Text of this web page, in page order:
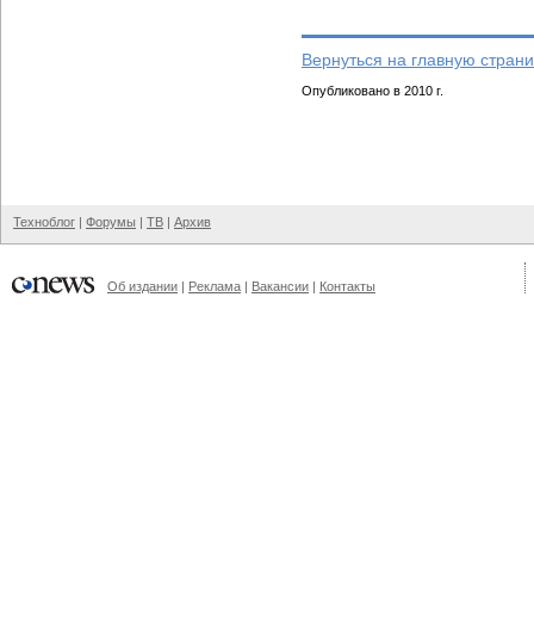
Вернуться на главную
Опубликовано в 2010 г.
Техноблог | Форумы | ТВ | Архив
Об издании | Реклама | Вакансии | Контакты